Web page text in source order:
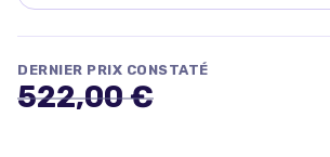
DERNIER PRIX CONSTATÉ
522,00 €